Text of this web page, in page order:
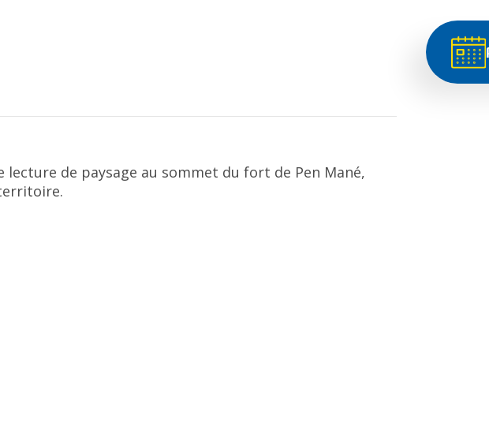
de paysage au sommet du fort de Pen Mané,